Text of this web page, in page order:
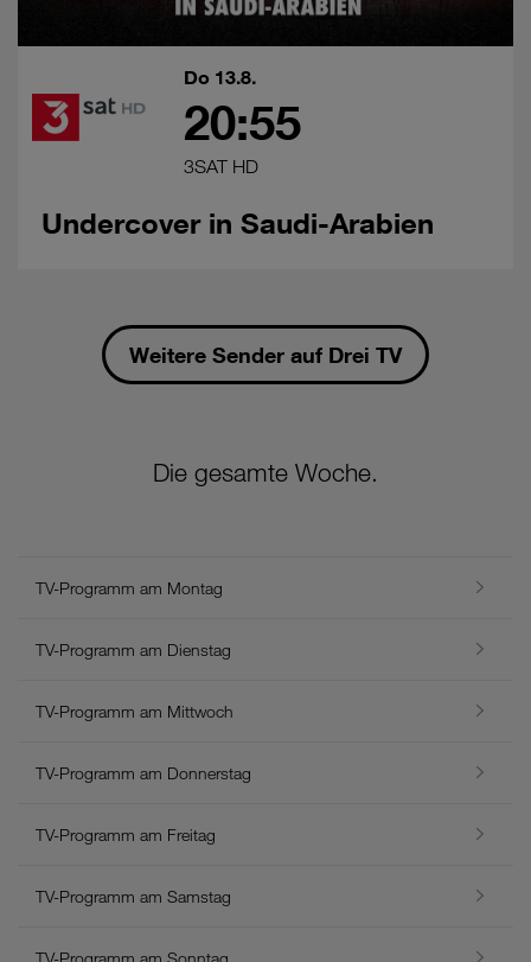
Do 13.8.
20:55
3SAT HD
Undercover in Saudi-Arabien
Weitere Sender auf Drei TV
Die gesamte Woche.
TV-Programm am Montag
TV-Programm am Dienstag
TV-Programm am Mittwoch
TV-Programm am Donnerstag
TV-Programm am Freitag
TV-Programm am Samstag
TV-Programm am Sonntag